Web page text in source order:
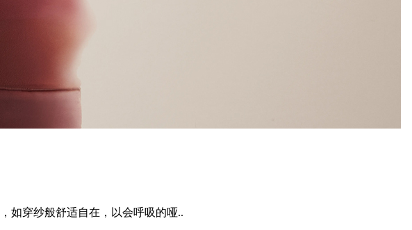
如穿纱般舒适自在，以会呼吸的哑..